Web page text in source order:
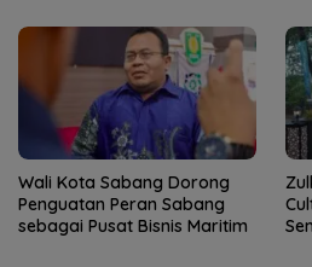
Wali Kota Sabang Dorong
Penguatan Peran Sabang
sebagai Pusat Bisnis Maritim